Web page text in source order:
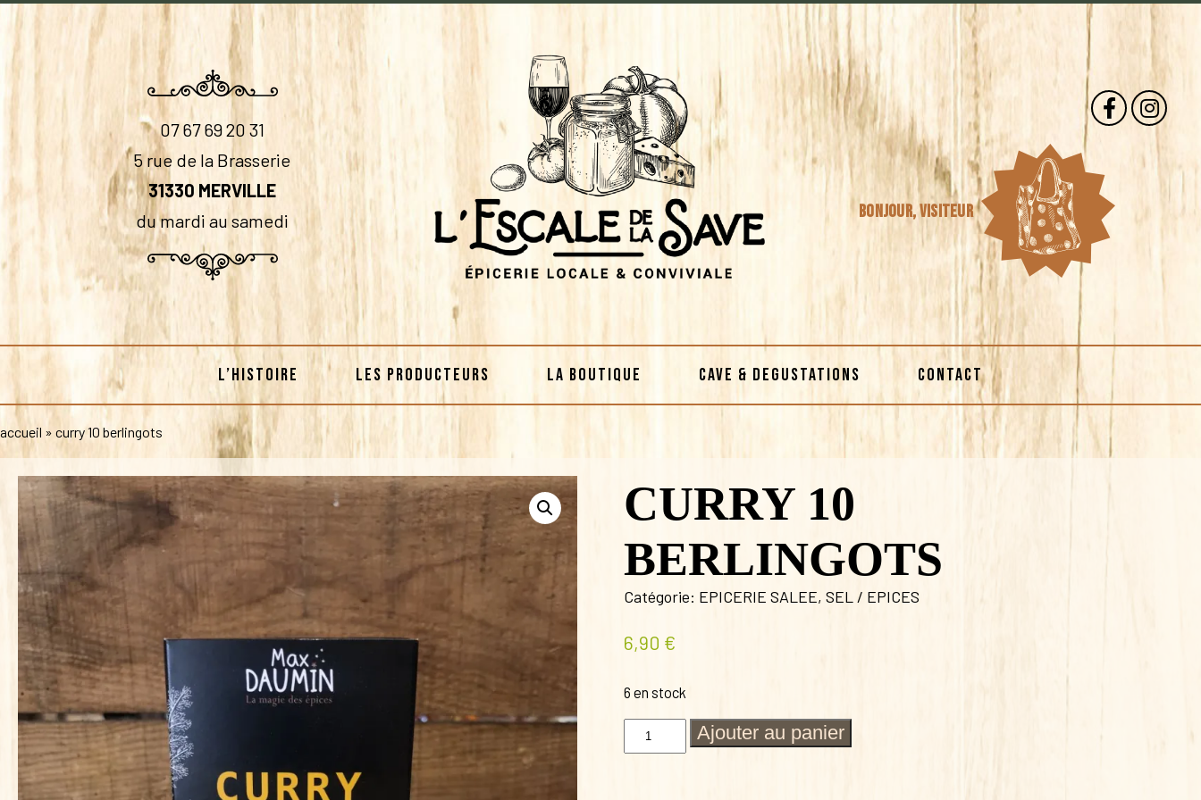
07 67 69 20 31
5 rue de la Brasserie
31330 MERVILLE
du mardi au samedi
Bonjour,visiteur
L’HISTOIRE LES PRODUCTEURS LA BOUTIQUE CAVE & DEGUSTATIONS CONTACT
accueil » curry 10 berlingots
CURRY 10
BERLINGOTS
Catégorie: EPICERIE SALEE,SEL / EPICES
6,90 €
6 en stock
quantité
Ajouter au panier